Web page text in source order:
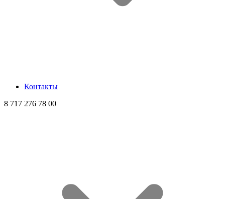
Контакты
8 717 276 78 00